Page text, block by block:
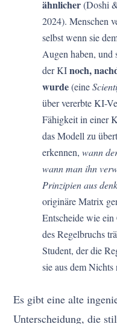
ähnlicher(Doshi
2024). Menschen
selbst wenn sie
Augen haben, und
der KInoch,
wurde(eine
über vererbte KI-
Fähigkeit in einer
das Modell zu
erkennen,wann
wann man ihn
Prinzipien aus
originäre Matrix
Entscheide wie
des Regelbruchs
Student, der die
sie aus dem Nichts
Es gibt eine alte
Unterscheidung, die